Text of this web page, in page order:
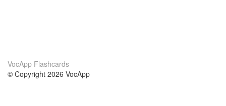
VocApp Flashcards
© Copyright 2026 VocApp